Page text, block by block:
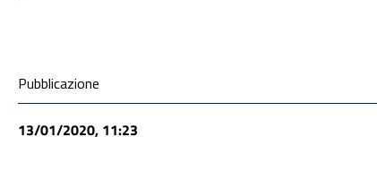
Condivisione social
Pubblicazione
13/01/2020, 11:23